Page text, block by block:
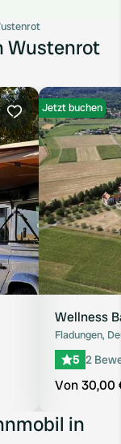
Wustenrot
Favorit
Jetzt buchen
Wellness
Fladungen,
5 2
Von 30,00
in